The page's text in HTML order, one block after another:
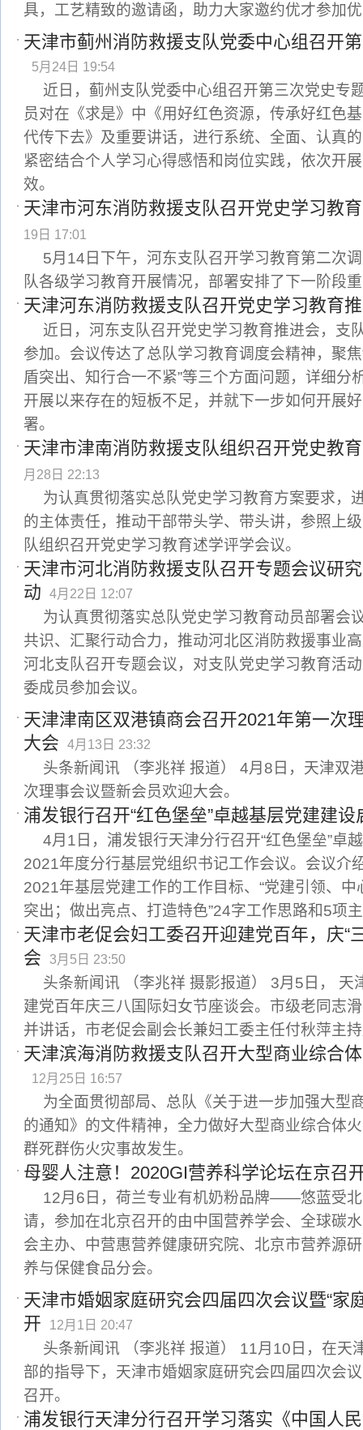
具，工艺精致的邀请函，助力大家邀约优才参加
天津市蓟州消防救援支队党委中心组召开
5月24日 19:54
近日，蓟州支队党委中心组召开第三次党史专
员对在《求是》中《用好红色资源，传承好红色
代传下去》及重要讲话，进行系统、全面、认真
紧密结合个人学习心得感悟和岗位实践，依次开
效。
天津市河东消防救援支队召开党史学习教
19日 17:01
5月14日下午，河东支队召开学习教育第二次
队各级学习教育开展情况，部署安排了下一阶段
天津河东消防救援支队召开党史学习教育
近日，河东支队召开党史学习教育推进会，支
参加。会议传达了总队学习教育调度会精神，聚
盾突出、知行合一不紧”等三个方面问题，详细分
开展以来存在的短板不足，并就下一步如何开展
署。
天津市津南消防救援支队组织召开党史教
月28日 22:13
为认真贯彻落实总队党史学习教育方案要求，
的主体责任，推动干部带头学、带头讲，参照上
队组织召开党史学习教育述学评学会议。
天津市河北消防救援支队召开专题会议研
动
4月22日 12:07
为认真贯彻落实总队党史学习教育动员部署会
共识、汇聚行动合力，推动河北区消防救援事业
河北支队召开专题会议，对支队党史学习教育活
委成员参加会议。
天津津南区双港镇商会召开2021年第一次
大会
4月13日 23:32
头条新闻讯 （李兆祥 报道） 4月8日，天津双
次理事会议暨新会员欢迎大会。
浦发银行召开“红色堡垒”卓越基层党建建设
4月1日，浦发银行天津分行召开“红色堡垒”卓
2021年度分行基层党组织书记工作会议。会议介
2021年基层党建工作的工作目标、“党建引领、
突出；做出亮点、打造特色”24字工作思路和5项
天津市老促会妇工委召开迎建党百年，庆“
会
3月5日 23:50
头条新闻讯 （李兆祥 摄影报道） 3月5日， 天
建党百年庆三八国际妇女节座谈会。市级老同志
并讲话，市老促会副会长兼妇工委主任付秋萍主
天津滨海消防救援支队召开大型商业综合
12月25日 16:57
为全面贯彻部局、总队《关于进一步加强大型
的通知》的文件精神，全力做好大型商业综合体
群死群伤火灾事故发生。
母婴人注意！2020GI营养科学论坛在京召
12月6日，荷兰专业有机奶粉品牌——悠蓝受
请，参加在北京召开的由中国营养学会、全球碳
会主办、中营惠营养健康研究院、北京市营养源
养与保健食品分会。
天津市婚姻家庭研究会四届四次会议暨“家
开
12月1日 20:47
头条新闻讯 （李兆祥 报道） 11月10日，在天
部的指导下，天津市婚姻家庭研究会四届四次会
召开。
浦发银行天津分行召开学习落实《中国人